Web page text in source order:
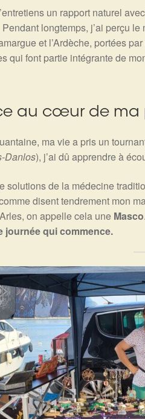
un rapport naturel
Pendant longtemps, j’ai perçu
et l’Ardèche, portées
qui font partie intégrante de
au cœur de ma
ma vie a pris un
Danlos), j’ai dû apprendre à
solutions de la médecine
disent tendrement mon
on appelle cela une Masco
journée qui commence.